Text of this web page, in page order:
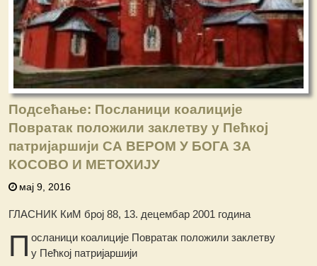
Подсећање: Посланици коалиције
Повратак положили заклетву у Пећкој
патријаршији СА ВЕРОМ У БОГА ЗА
КОСОВО И МЕТОХИЈУ
мај 9, 2016
ГЛАСНИК КиМ број 88, 13. децембар 2001 година
П осланици коалиције Повратак положили заклетву
у Пећкој патријаршији